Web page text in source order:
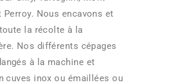
Perroy. Nous encavons et
la récolte à la
Nos différents cépages
à la machine et
cuves inox ou émaillées ou